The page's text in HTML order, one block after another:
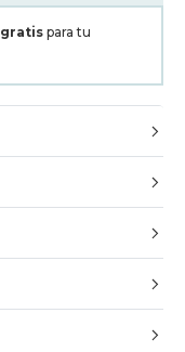
gratis para tu